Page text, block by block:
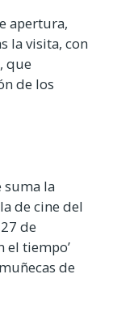
apertura,
la visita, con
que
de los
suma la
de cine del
de
el tiempo’
de